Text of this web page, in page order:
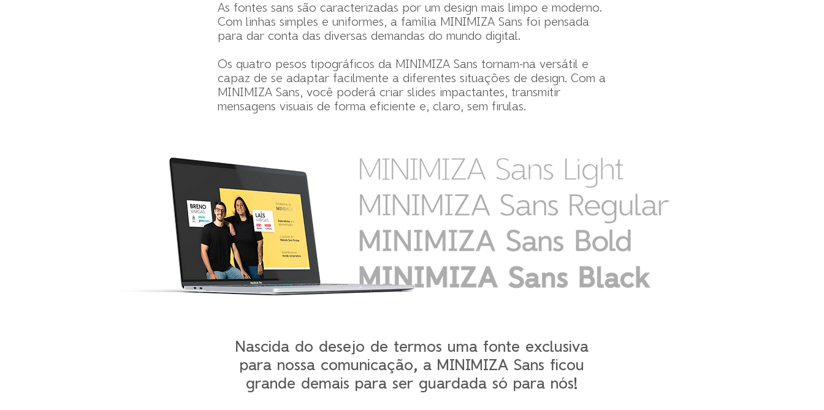
As fontes sans são caracterizadas por um design mais limpo e moderno.
Com linhas simples e uniformes, a família MINIMIZA Sans foi pensada
para dar conta das diversas demandas do mundo digital.
Os quatro pesos tipográficos da MINIMIZA Sans tornam-na versátil e
capaz de se adaptar facilmente a diferentes situações de design. Com a
MINIMIZA Sans, você poderá criar slides impactantes, transmitir
mensagens visuais de forma eficiente e, claro, sem firulas.
Nascida do desejo de termos uma fonte exclusiva
para nossa comunicação, a MINIMIZA Sans ficou
grande demais para ser guardada só para nós!